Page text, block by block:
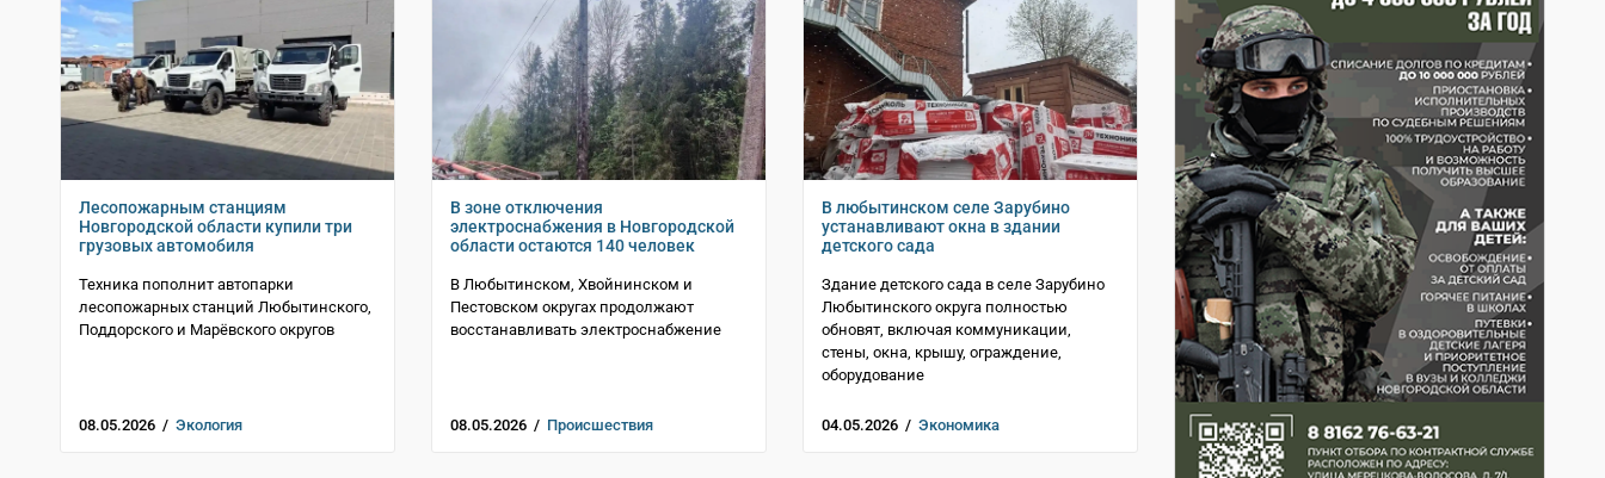
Лесопожарным станциям
Новгородской области купили три
грузовых автомобиля
Техника пополнит автопарки
лесопожарных станций Любытинского,
Поддорского и Марёвского округов
08.05.2026 / Экология
В зоне отключения
электроснабжения в Новгородской
области остаются 140 человек
В Любытинском, Хвойнинском и
Пестовском округах продолжают
восстанавливать электроснабжение
08.05.2026 / Происшествия
В любытинском селе Зарубино
устанавливают окна в здании
детского сада
Здание детского сада в селе Зарубино
Любытинского округа полностью
обновят, включая коммуникации,
стены, окна, крышу, ограждение,
оборудование
04.05.2026 / Экономика